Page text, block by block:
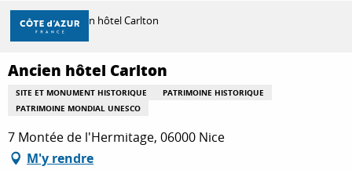
Aller
contenu
principal
DÉCOUVRIR
À FAIRE
Accueil Ancien hôtel Carlton
Ancien hôtel Carlton
SITE ET MONUMENT HISTORIQUE
PATRIMOINE HISTORIQUE
PATRIMOINE MONDIAL UNESCO
7 Montée de l'Hermitage, 06000 Nice
M'y rendre